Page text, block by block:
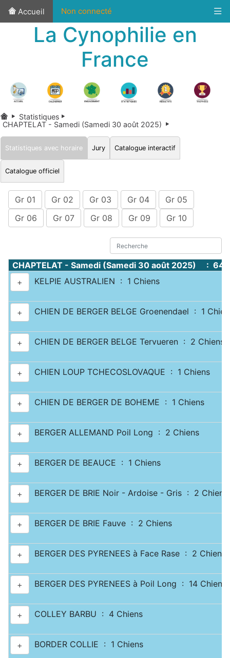
Accueil Non connecté
La Cynophilie en
France
Statistiques
CHAPTELAT - Samedi (Samedi 30 août 2025)
Statistiques avec horaire Jury Catalogue interactif
Catalogue officiel
Gr 01 Gr 02 Gr 03 Gr 04
Gr 05
Gr 06
Gr 07 Gr 08 Gr 09 Gr 10
CHAPTELAT - Samedi (Samedi 30 août 2025) :
+
KELPIE AUSTRALIEN : 1 Chiens
+ CHIEN DE BERGER BELGE Groenendael : 1
+ CHIEN DE BERGER BELGE Tervueren : 2 Chiens
+ CHIEN LOUP TCHECOSLOVAQUE : 1 Chiens
+ CHIEN DE BERGER DE BOHEME : 1 Chiens
+ BERGER ALLEMAND Poil Long : 2 Chiens
+ BERGER DE BEAUCE : 1 Chiens
+ BERGER DE BRIE Noir - Ardoise - Gris : 2 Chiens
+ BERGER DE BRIE Fauve : 2 Chiens
+ BERGER DES PYRENEES à Face Rase : 2 Chiens
+ BERGER DES PYRENEES à Poil Long : 14 Chiens
+ COLLEY BARBU : 4 Chiens
+ BORDER COLLIE : 1 Chiens